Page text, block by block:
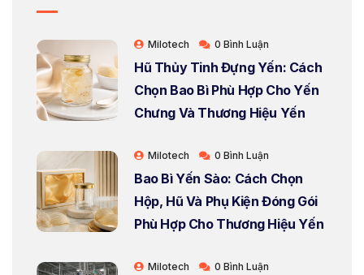
Milotech 0 Bình Luận
Hũ Thủy Tinh Đựng Yến: Cách
Chọn Bao Bì Phù Hợp Cho Yến
Chưng Và Thương Hiệu Yến
Milotech 0 Bình Luận
Bao Bì Yến Sào: Cách Chọn
Hộp, Hũ Và Phụ Kiện Đóng Gói
Phù Hợp Cho Thương Hiệu Yến
Milotech 0 Bình Luận